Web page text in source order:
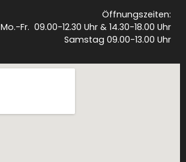
Öffnungszeiten:
Mo.-Fr. 09.00-12.30 Uhr & 14.30-18.00 Uhr
Samstag 09.00-13.00 Uhr